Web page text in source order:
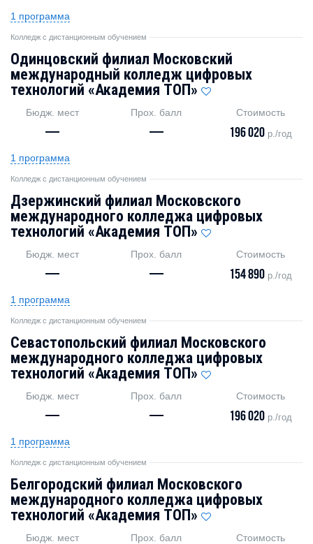
1 программа
Колледж с дистанционным обучением
Одинцовский филиал Московский
международный колледж цифровых
технологий «Академия TOП»
Бюдж. мест
—
Прох. балл
—
Стоимость
196 020 р./год
1 программа
Колледж с дистанционным обучением
Дзержинский филиал Московского
международного колледжа цифровых
технологий «Академия TOП»
Бюдж. мест
—
Прох. балл
—
Стоимость
154 890 р./год
1 программа
Колледж с дистанционным обучением
Севастопольский филиал Московского
международного колледжа цифровых
технологий «Академия TOП»
Бюдж. мест
—
Прох. балл
—
Стоимость
196 020 р./год
1 программа
Колледж с дистанционным обучением
Белгородский филиал Московского
международного колледжа цифровых
технологий «Академия ТОП»
Бюдж. мест Прох. балл Стоимость